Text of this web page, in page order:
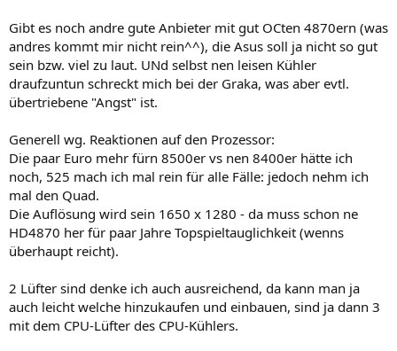
Gibt es noch andre gute Anbieter mit gut OCten 4870ern (was
andres kommt mir nicht rein^^), die Asus soll ja nicht so gut
sein bzw. viel zu laut. UNd selbst nen leisen Kühler
draufzuntun schreckt mich bei der Graka, was aber evtl.
übertriebene "Angst" ist.
Generell wg. Reaktionen auf den Prozessor:
Die paar Euro mehr fürn 8500er vs nen 8400er hätte ich
noch, 525 mach ich mal rein für alle Fälle: jedoch nehm ich
mal den Quad.
Die Auflösung wird sein 1650 x 1280 - da muss schon ne
HD4870 her für paar Jahre Topspieltauglichkeit (wenns
überhaupt reicht).
2 Lüfter sind denke ich auch ausreichend, da kann man ja
auch leicht welche hinzukaufen und einbauen, sind ja dann 3
mit dem CPU-Lüfter des CPU-Kühlers.